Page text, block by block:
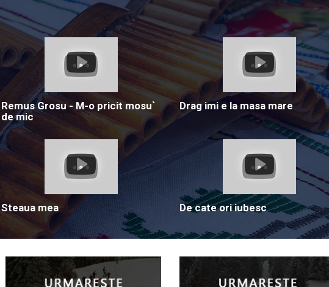
Remus Grosu - M-o pricit mosu`
de mic
Drag imi e la masa mare
Steaua mea De cate ori iubesc